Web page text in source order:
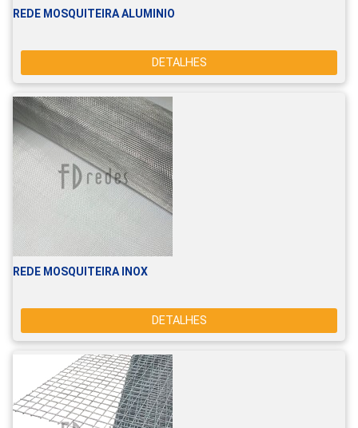
REDE MOSQUITEIRA ALUMINIO
DETALHES
REDE MOSQUITEIRA INOX
DETALHES